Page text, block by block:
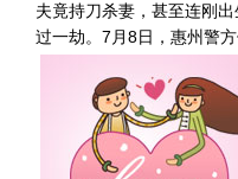
夫竟持刀杀妻，甚至连刚
过一劫。7月8日，惠州警